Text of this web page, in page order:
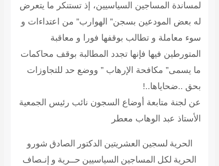
لمساندة المساجين السياسيين، إذ تستنكر ما يتعرض
له بعض المودعين بسجن” الهوارب” من اعتداءات و
سوء معاملة و تطالب بوقفها فورا و معاقبة
المتورطين فيها فإنها تجدد المطالبة بوقف محاكمات
ما يسمى” مكافحة الإرهاب ” ووضع حد للتجاوزات
بحق ..ضحاياها..!
عن لجنة متابعة أوضاع السجون نائب رئيس الجمعية
الأستاذ عبد الوهاب معطر
الحرية لسجين العشريتين الدكتور الصادق شورو
الحرية لكل المساجين السياسيين حــرية و إنـصاف